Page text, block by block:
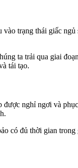
trạng thái giấc ngủ
ta trải qua giai
tái tạo.
nghỉ ngơi và
có đủ thời gian